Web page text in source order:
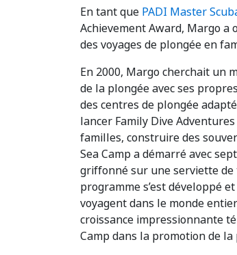
En tant que PADI Master
Achievement Award, Margo
des voyages de plongée en
En 2000, Margo cherchait un
de la plongée avec ses
des centres de plongée
lancer Family Dive
familles, construire des
Sea Camp a démarré avec
griffonné sur une serviette de
programme s’est développé
voyagent dans le monde
croissance impressionnante
Camp dans la promotion de